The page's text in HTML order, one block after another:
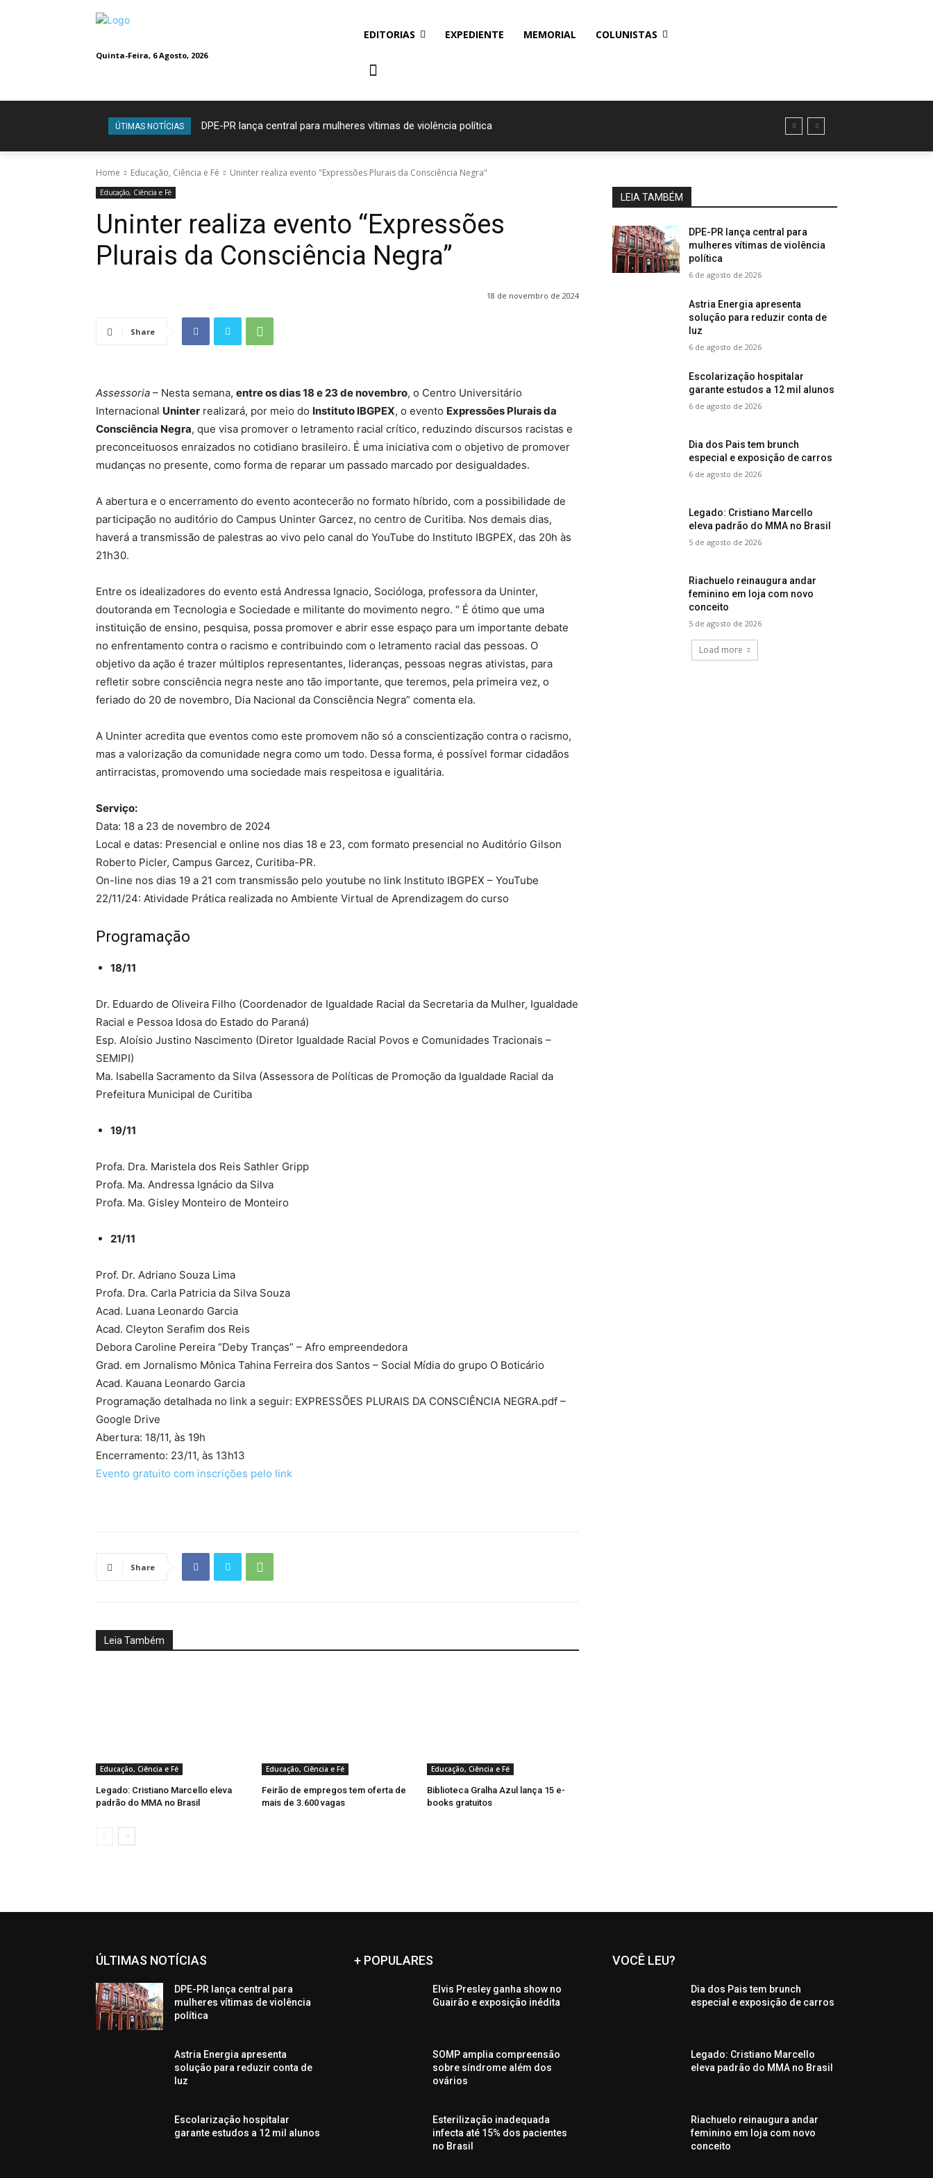
Quinta-Feira, 6 Agosto, 2026
EDITORIAS EXPEDIENTE MEMORIAL COLUNISTAS
ÚTIMAS NOTÍCIAS DPE-PR lança central para mulheres vítimas de violência política
Home Educação, Ciência e Fé Uninter realiza evento "Expressões Plurais da Consciência Negra"
Educação, Ciência e Fé
Uninter realiza evento “Expressões
Plurais da Consciência Negra”
18 de novembro de 2024
Share
Assessoria – Nesta semana, entre os dias 18 e 23 de novembro, o Centro Universitário
Internacional Uninter realizará, por meio do Instituto IBGPEX, o evento Expressões Plurais da
Consciência Negra, que visa promover o letramento racial crítico, reduzindo discursos racistas e
preconceituosos enraizados no cotidiano brasileiro. É uma iniciativa com o objetivo de promover
mudanças no presente, como forma de reparar um passado marcado por desigualdades.
A abertura e o encerramento do evento acontecerão no formato híbrido, com a possibilidade de
participação no auditório do Campus Uninter Garcez, no centro de Curitiba. Nos demais dias,
haverá a transmissão de palestras ao vivo pelo canal do YouTube do Instituto IBGPEX, das 20h às
21h30.
Entre os idealizadores do evento está Andressa Ignacio, Socióloga, professora da Uninter,
doutoranda em Tecnologia e Sociedade e militante do movimento negro. “ É ótimo que uma
instituição de ensino, pesquisa, possa promover e abrir esse espaço para um importante debate
no enfrentamento contra o racismo e contribuindo com o letramento racial das pessoas. O
objetivo da ação é trazer múltiplos representantes, lideranças, pessoas negras ativistas, para
refletir sobre consciência negra neste ano tão importante, que teremos, pela primeira vez, o
feriado do 20 de novembro, Dia Nacional da Consciência Negra” comenta ela.
A Uninter acredita que eventos como este promovem não só a conscientização contra o racismo,
mas a valorização da comunidade negra como um todo. Dessa forma, é possível formar cidadãos
antirracistas, promovendo uma sociedade mais respeitosa e igualitária.
Serviço:
Data: 18 a 23 de novembro de 2024
Local e datas: Presencial e online nos dias 18 e 23, com formato presencial no Auditório Gilson
Roberto Picler, Campus Garcez, Curitiba-PR.
On-line nos dias 19 a 21 com transmissão pelo youtube no link Instituto IBGPEX – YouTube
22/11/24: Atividade Prática realizada no Ambiente Virtual de Aprendizagem do curso
Programação
18/11
Dr. Eduardo de Oliveira Filho (Coordenador de Igualdade Racial da Secretaria da Mulher, Igualdade
Racial e Pessoa Idosa do Estado do Paraná)
Esp. Aloísio Justino Nascimento (Diretor Igualdade Racial Povos e Comunidades Tracionais –
SEMIPI)
Ma. Isabella Sacramento da Silva (Assessora de Políticas de Promoção da Igualdade Racial da
Prefeitura Municipal de Curitiba
19/11
Profa. Dra. Maristela dos Reis Sathler Gripp
Profa. Ma. Andressa Ignácio da Silva
Profa. Ma. Gisley Monteiro de Monteiro
21/11
Prof. Dr. Adriano Souza Lima
Profa. Dra. Carla Patricia da Silva Souza
Acad. Luana Leonardo Garcia
Acad. Cleyton Serafim dos Reis
Debora Caroline Pereira “Deby Tranças” – Afro empreendedora
Grad. em Jornalismo Mônica Tahina Ferreira dos Santos – Social Mídia do grupo O Boticário
Acad. Kauana Leonardo Garcia
Programação detalhada no link a seguir: EXPRESSÕES PLURAIS DA CONSCIÊNCIA NEGRA.pdf –
Google Drive
Abertura: 18/11, às 19h
Encerramento: 23/11, às 13h13
Evento gratuito com inscrições pelo link
Share
Leia Também
Educação, Ciência e Fé
Legado: Cristiano Marcello eleva
padrão do MMA no Brasil
Educação, Ciência e Fé
Feirão de empregos tem oferta de
mais de 3.600 vagas
Educação, Ciência e Fé
Biblioteca Gralha Azul lança 15 e-
books gratuitos
LEIA TAMBÉM
DPE-PR lança central para
mulheres vítimas de violência
política
6 de agosto de 2026
Astria Energia apresenta
solução para reduzir conta de
luz
6 de agosto de 2026
Escolarização hospitalar
garante estudos a 12 mil alunos
6 de agosto de 2026
Dia dos Pais tem brunch
especial e exposição de carros
6 de agosto de 2026
Legado: Cristiano Marcello
eleva padrão do MMA no Brasil
5 de agosto de 2026
Riachuelo reinaugura andar
feminino em loja com novo
conceito
5 de agosto de 2026
Load more
ÚLTIMAS NOTÍCIAS
DPE-PR lança central para
mulheres vítimas de violência
política
Astria Energia apresenta
solução para reduzir conta de
luz
Escolarização hospitalar
garante estudos a 12 mil alunos
+ POPULARES
Elvis Presley ganha show no
Guairão e exposição inédita
SOMP amplia compreensão
sobre síndrome além dos
ovários
Esterilização inadequada
infecta até 15% dos pacientes
no Brasil
VOCÊ LEU?
Dia dos Pais tem brunch
especial e exposição de carros
Legado: Cristiano Marcello
eleva padrão do MMA no Brasil
Riachuelo reinaugura andar
feminino em loja com novo
conceito